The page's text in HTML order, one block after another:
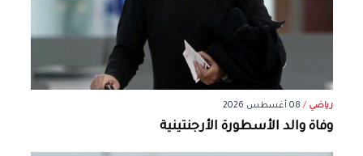
رياضي / 08 أغسطس 2026
وفاة والد الأسطورة الأرجنتينية